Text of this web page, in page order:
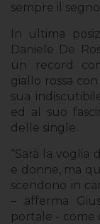
sempre il
In ultima
Daniele De
un record
giallo rossa
sua
ed al suo
delle single.
“Sarà la
e donne, ma
scendono in
– afferma
portale - come